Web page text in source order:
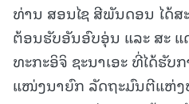
ທ່ານ ສອນໄຊ ສີພັນດອນ ໄດ້ສ
ຕ້ອນຮັບອັນອົບອຸ່ນ ແລະ ສະ ແ
ທະກະອິຈິ ຊະນາເອະ ທີ່ໄດ້ຮັບ
ແໜ່ງນາຍົກ ລັດຖະມົນຕີແຫ່ງ